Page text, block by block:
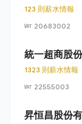
123 則薪水情報
20683002
統一超商股
1323 則薪水情報
22555003
昇恒昌股份